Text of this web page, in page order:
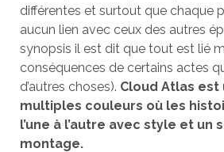
différentes et surtout que chaque
aucun lien avec ceux des autres
synopsis il est dit que tout est lié
conséquences de certains actes
d’autres choses). Cloud Atlas est
multiples couleurs où les
l’une à l’autre avec style et un
montage.